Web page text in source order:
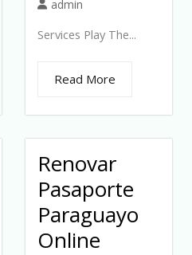
admin
Services Play The...
Read More
Renovar
Pasaporte
Paraguayo
Online